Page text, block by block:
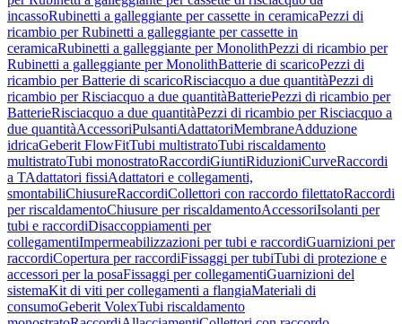
incassoRubinetti a galleggiante per cassette in ceramicaPezzi di
ricambio per Rubinetti a galleggiante per cassette in
ceramicaRubinetti a galleggiante per MonolithPezzi di ricambio per
Rubinetti a galleggiante per MonolithBatterie di scaricoPezzi di
ricambio per Batterie di scaricoRisciacquo a due quantitàPezzi di
ricambio per Risciacquo a due quantitàBatteriePezzi di ricambio per
BatterieRisciacquo a due quantitàPezzi di ricambio per Risciacquo a
due quantitàAccessoriPulsantiAdattatoriMembraneAdduzione
idricaGeberit FlowFitTubi multistratoTubi riscaldamento
multistratoTubi monostratoRaccordiGiuntiRiduzioniCurveRaccordi
a TAdattatori fissiAdattatori e collegamenti,
smontabiliChiusureRaccordiCollettori con raccordo filettatoRaccordi
per riscaldamentoChiusure per riscaldamentoAccessoriIsolanti per
tubi e raccordiDisaccoppiamenti per
collegamentiImpermeabilizzazioni per tubi e raccordiGuarnizioni per
raccordiCopertura per raccordiFissaggi per tubiTubi di protezione e
accessori per la posaFissaggi per collegamentiGuarnizioni del
sistemaKit di viti per collegamenti a flangiaMateriali di
consumoGeberit VolexTubi riscaldamento